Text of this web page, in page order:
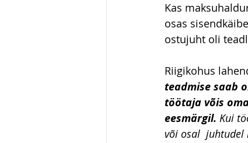
Kas
osas
ostujuht oli
Riigikohus
teadmise saab
töötaja võis
eesmärgil. Kui
või osal  juhtudel